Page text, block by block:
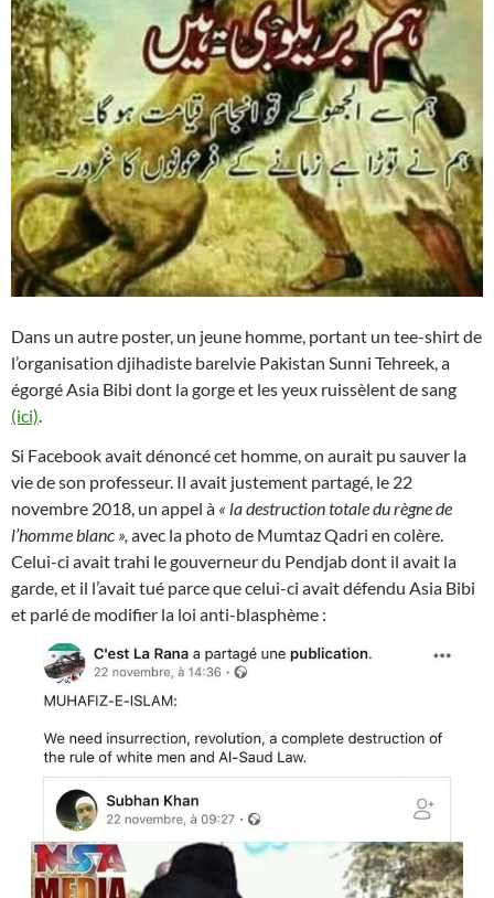
Dans un autre poster, un jeune homme, portant un tee-shirt de
l’organisation djihadiste barelvie Pakistan Sunni Tehreek, a
égorgé Asia Bibi dont la gorge et les yeux ruissèlent de sang
(ici).
Si Facebook avait dénoncé cet homme, on aurait pu sauver la
vie de son professeur. Il avait justement partagé, le 22
novembre 2018, un appel à « la destruction totale du règne de
l’homme blanc », avec la photo de Mumtaz Qadri en colère.
Celui-ci avait trahi le gouverneur du Pendjab dont il avait la
garde, et il l’avait tué parce que celui-ci avait défendu Asia Bibi
et parlé de modifier la loi anti-blasphème :